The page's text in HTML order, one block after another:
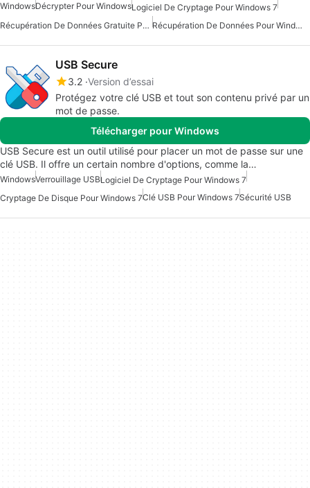
WindowsDécrypter Pour WindowsLogiciel De Cryptage Pour Windows 7
Récupération De Données Gratuite Pour Windows
Récupération De Données Pour Windows
USB Secure
3.2 Version d’essai
Protégez votre clé USB et tout son contenu privé par un
mot de passe.
Télécharger pour Windows
USB Secure est un outil utilisé pour placer un mot de passe sur une
clé USB. Il offre un certain nombre d'options, comme la…
WindowsVerrouillage USBLogiciel De Cryptage Pour Windows 7
Cryptage De Disque Pour Windows 7Clé USB Pour Windows 7Sécurité USB